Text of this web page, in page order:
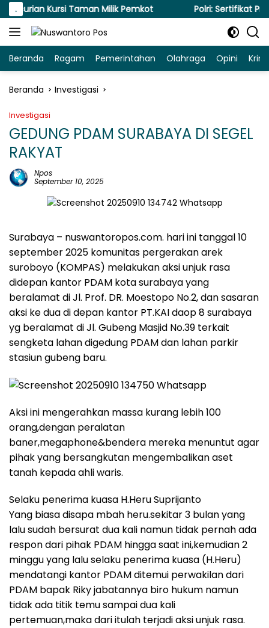
Langsung
ke
konten
. Kursi Taman Milik Pemkot Polri: Sertifikat
Beranda Ragam Pemerintahan Olahraga Opini
Beranda Investigasi
Investigasi
GEDUNG PDAM SURABAYA DI SEGEL
RAKYAT
Npos
September 10, 2025
Surabaya – nuswantoropos.com. hari ini tanggal 10
september 2025 komunitas pergerakan arek
suroboyo (KOMPAS) melakukan aksi unjuk rasa
didepan kantor PDAM kota surabaya yang
beralamat di Jl. Prof. DR. Moestopo No.2, dan sasaran
aksi ke dua di depan kantor PT.KAI daop 8 surabaya
yg beralamat di Jl. Gubeng Masjid No.39 terkait
sengketa lahan digedung PDAM dan lahan parkir
stasiun gubeng baru.
Aksi ini mengerahkan massa kurang lebih 100
orang,dengan peralatan
baner,megaphone&bendera mereka menuntut agar
pihak yang bersangkutan mengembalikan aset
tanah kepada ahli waris.
Selaku penerima kuasa H.Heru Suprijanto
Yang biasa disapa mbah heru.sekitar 3 bulan yang
lalu sudah bersurat dua kali namun tidak pernah ada
respon dari pihak PDAM hingga saat ini,kemudian 2
minggu yang lalu selaku penerima kuasa (H.Heru)
mendatangi kantor PDAM ditemui perwakilan dari
PDAM bapak Riky jabatannya biro hukum namun
tidak ada titik temu sampai dua kali
pertemuan,maka dari itulah terjadi aksi unjuk rasa.